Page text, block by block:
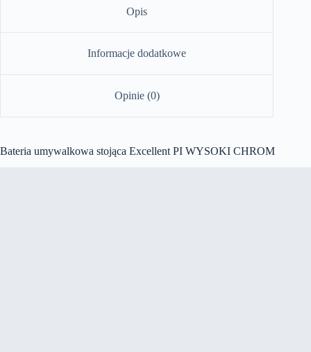
Opis
Informacje dodatkowe
Opinie (0)
Bateria umywalkowa stojąca Excellent PI WYSOKI CHROM